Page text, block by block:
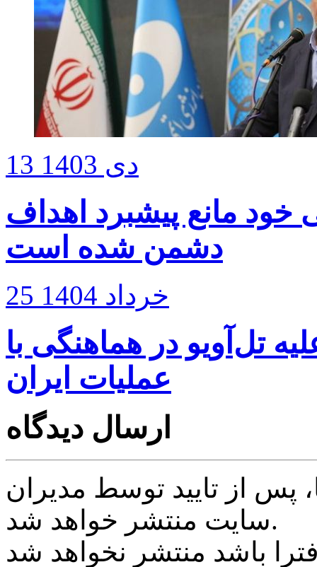
13 دی 1403
خود مانع پیشبرد اهداف
دشمن شده‌ است
25 خرداد 1404
تل‌آویو در هماهنگی با
عملیات ایران
ارسال دیدگاه
از تایید توسط مدیران
سایت منتشر خواهد شد.